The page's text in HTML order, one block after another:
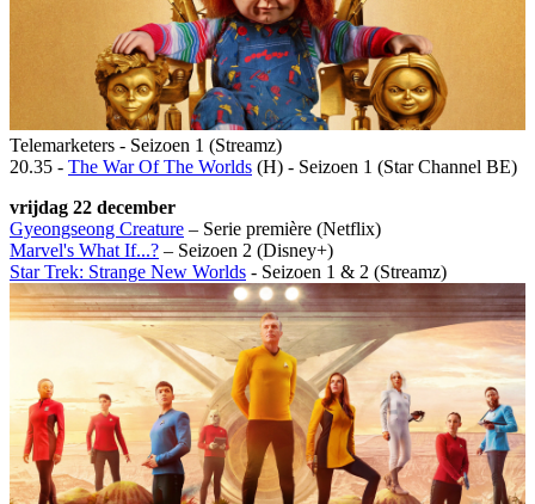
Telemarketers - Seizoen 1 (Streamz)
20.35 - The War Of The Worlds (H) - Seizoen 1 (Star Channel BE)
vrijdag 22 december
Gyeongseong Creature – Serie première (Netflix)
Marvel's What If...? – Seizoen 2 (Disney+)
Star Trek: Strange New Worlds - Seizoen 1 & 2 (Streamz)